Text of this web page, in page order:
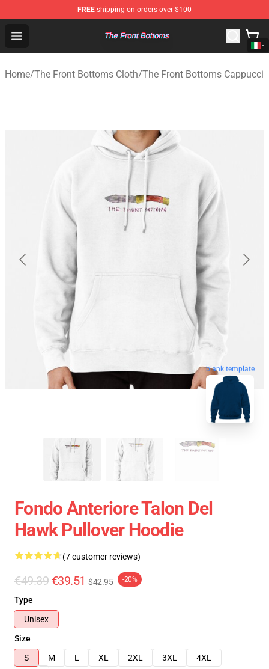
FREE shipping on orders over $100
Open menu
The Front Bottoms Store - Official The Front Bottoms
Home/The Front Bottoms Cloth/The Front Bottoms Cappucci
blank template
Fondo Anteriore Talon Del
Hawk Pullover Hoodie
(7 customer reviews)
€49.39 €39.51 $42.95 -20%
Type
Unisex
Size
S
M L XL 2XL 3XL
4XL